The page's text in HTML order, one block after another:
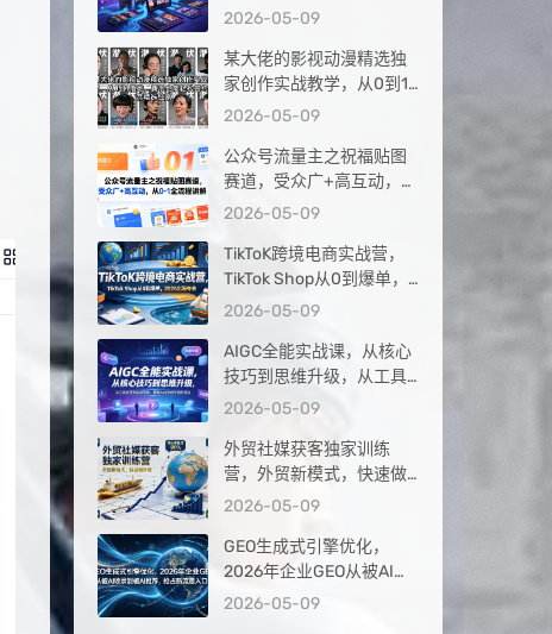
100+，暴力稳定玩法【揭
2026-05-09
某大佬的影视动漫精选独
家创作实战教学，从0到1
落地，新手也能轻松签约
2026-05-09
公众号流量主之祝福贴图
赛道，受众广+高互动，从
0-1全流程讲解
2026-05-09
TikToK跨境电商实战营，
TikTok Shop从0到爆单，
2026出海夺金
2026-05-09
AIGC全能实战课，从核心
技巧到思维升级，从工具
应用到实战落地，解锁AI
2026-05-09
外贸社媒获客独家训练
营，外贸新模式，快速做
外贸（更新26年4月）
2026-05-09
GEO生成式引擎优化，
2026年企业GEO从被AI收
录到被AI推荐，抢占新流
2026-05-09